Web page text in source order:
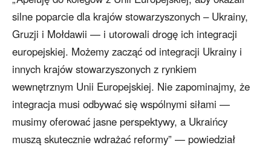
silne poparcie dla krajów stowarzyszonych – Ukrainy,
Gruzji i Mołdawii — i utorowali drogę ich integracji
europejskiej. Możemy zacząć od integracji Ukrainy i
innych krajów stowarzyszonych z rynkiem
wewnętrznym Unii Europejskiej. Nie zapominajmy, że
integracja musi odbywać się wspólnymi siłami —
musimy oferować jasne perspektywy, a Ukraińcy
muszą skutecznie wdrażać reformy” — powiedział